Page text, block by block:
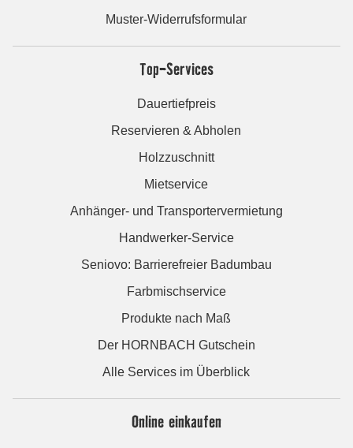
Muster-Widerrufsformular
Top-Services
Dauertiefpreis
Reservieren & Abholen
Holzzuschnitt
Mietservice
Anhänger- und Transportervermietung
Handwerker-Service
Seniovo: Barrierefreier Badumbau
Farbmischservice
Produkte nach Maß
Der HORNBACH Gutschein
Alle Services im Überblick
Online einkaufen